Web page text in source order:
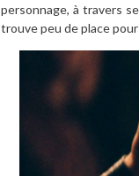
personnage, à travers
trouve peu de place